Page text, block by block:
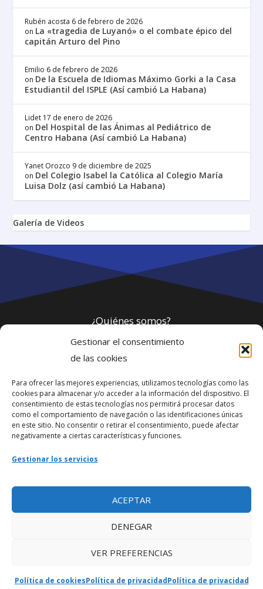
Gestionar el consentimiento
de las cookies
Para ofrecer las mejores experiencias, utilizamos tecnologías como las
cookies para almacenar y/o acceder a la información del dispositivo. El
consentimiento de estas tecnologías nos permitirá procesar datos
como el comportamiento de navegación o las identificaciones únicas
en este sitio. No consentir o retirar el consentimiento, puede afectar
negativamente a ciertas características y funciones.
Gestionar los servicios
ACEPTAR
DENEGAR
VER PREFERENCIAS
Política de cookiesPolítica de privacidadPolítica de privacidad
Rubén acosta 6 de febrero de 2026
on La «tragedia de Luyanó» o el combate épico del
capitán Arturo del Pino
Emilio 6 de febrero de 2026
on De la Escuela de Idiomas Máximo Gorki a la Casa
Estudiantil del ISPLE (Así cambió La Habana)
Lidet 17 de enero de 2026
on Del Hospital de las Ánimas al Pediátrico de
Centro Habana (Así cambió La Habana)
Yanet Orozco 9 de diciembre de 2025
on Del Colegio Isabel la Católica al Colegio María
Luisa Dolz (así cambió La Habana)
Galería de Videos
¿Quiénes somos?
Política de privacidad
Webmaster
soporte@fotosdlahabana.com
Nuestro e-mail:
Ir al grupo de Facebook